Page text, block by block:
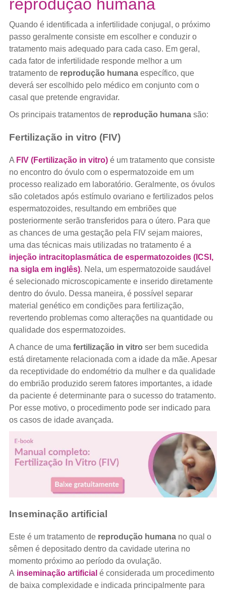
reprodução humana
Quando é identificada a infertilidade conjugal, o próximo
passo geralmente consiste em escolher e conduzir o
tratamento mais adequado para cada caso. Em geral,
cada fator de infertilidade responde melhor a um
tratamento de reprodução humana específico, que
deverá ser escolhido pelo médico em conjunto com o
casal que pretende engravidar.
Os principais tratamentos de reprodução humanasão:
Fertilização in vitro (FIV)
A FIV (Fertilização in vitro)é um tratamento que consiste
no encontro do óvulo com o espermatozoide em um
processo realizado em laboratório. Geralmente, os óvulos
são coletados após estímulo ovariano e fertilizados pelos
espermatozoides, resultando em embriões que
posteriormente serão transferidos para o útero. Para que
as chances de uma gestação pela FIV sejam maiores,
uma das técnicas mais utilizadas no tratamento é a
injeção intracitoplasmática de espermatozoides (ICSI,
na sigla em inglês). Nela, um espermatozoide saudável
é selecionado microscopicamente e inserido diretamente
dentro do óvulo. Dessa maneira, é possível separar
material genético em condições para fertilização,
revertendo problemas como alterações na quantidade ou
qualidade dos espermatozoides.
A chance de uma fertilização in vitro ser bem sucedida
está diretamente relacionada com a idade da mãe. Apesar
da receptividade do endométrio da mulher e da qualidade
do embrião produzido serem fatores importantes, a idade
da paciente é determinante para o sucesso do tratamento.
Por esse motivo, o procedimento pode ser indicado para
os casos de idade avançada.
Inseminação artificial
Este é um tratamento de reprodução humanano qual o
sêmen é depositado dentro da cavidade uterina no
momento próximo ao período da ovulação.
A inseminação artificial é considerada um procedimento
de baixa complexidade e indicada principalmente para